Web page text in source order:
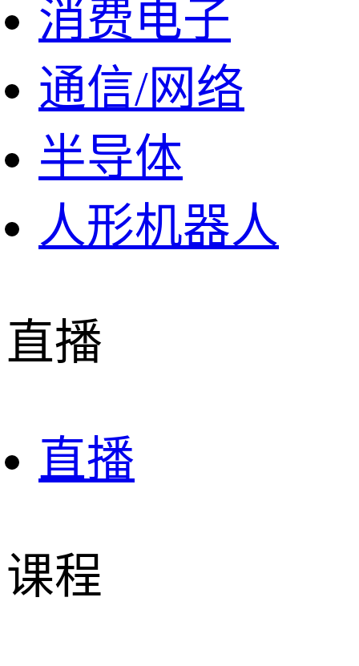
消费电子
通信/网络
半导体
人形机器人
直播
直播
课程